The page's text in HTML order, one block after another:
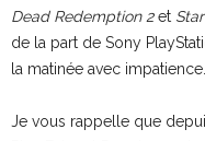
Dead Redemption 2et
de la part de Sony
la matinée avec impatience.
Je vous rappelle que